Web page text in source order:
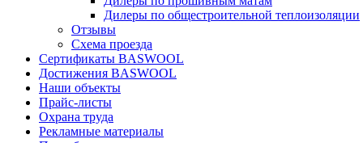
Дилеры по общестроительной теплоизоляции
Отзывы
Схема проезда
Сертификаты BASWOOL
Достижения BASWOOL
Наши объекты
Прайс-листы
Охрана труда
Рекламные материалы